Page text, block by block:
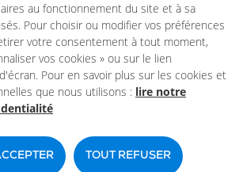
Un site du
au fonctionnement du site et à sa
Pour choisir ou modifier vos préférences
votre consentement à tout moment,
vos cookies » ou sur le lien
Pour en savoir plus sur les cookies et
que nous utilisons : lire notre
TOUT REFUSER